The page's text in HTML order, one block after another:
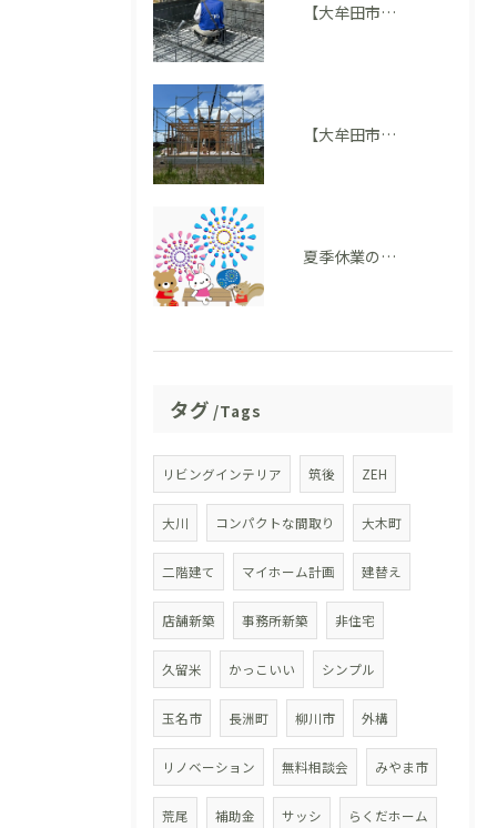
【大牟田市M様邸】配筋検査に適合しました。完成後には見えない部分も大切にしています
【大牟田市 T様邸】上棟を迎えました！いよいよ住まいの形が見えてきました
夏季休業のお知らせ
タグ Tags
リビングインテリア 筑後 ZEH
大川 コンパクトな間取り 大木町
二階建て マイホーム計画 建替え
店舗新築 事務所新築 非住宅
久留米 かっこいい シンプル
玉名市 長洲町 柳川市 外構
リノベーション 無料相談会 みやま市
荒尾 補助金 サッシ らくだホーム